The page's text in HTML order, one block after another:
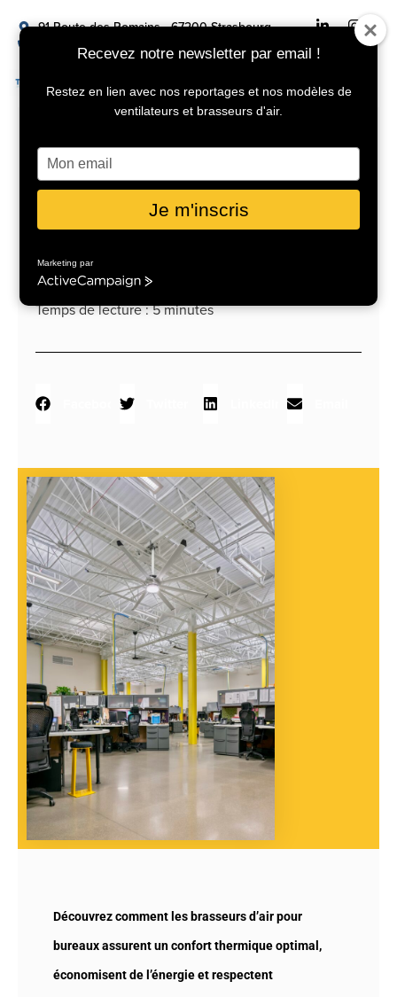
91 Route des Romains - 67200 Strasbourg
+33 04 92 18 10 60
info@turbobrise.com
Juin 23, 2023
Comment rafraîchir
les bureaux sans
climatisation avec les
brasseurs d’air ?
Temps de lecture : 5 minutes
Facebook
Découvrez comment les brasseurs d’air pour
bureaux assurent un confort thermique optimal,
économisent de l’énergie et respectent
Recevez notre newsletter par email !
Restez en lien avec nos reportages et nos modèles de
ventilateurs et brasseurs d'air.
Saisissez
votre
e-
mail
Je m'inscris
Marketing par
ActiveCampaign